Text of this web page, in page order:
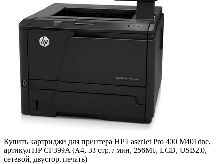
Купить картриджи для принтера HP LaserJet Pro 400 M401dne,
артикул HP CF399A (A4, 33 стр. / мин, 256Mb, LCD, USB2.0,
сетевой, двустор. печать)